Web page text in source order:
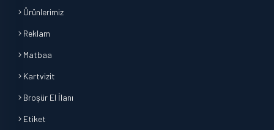
Ürünlerimiz
Reklam
Matbaa
Kartvizit
Broşür El İlanı
Etiket